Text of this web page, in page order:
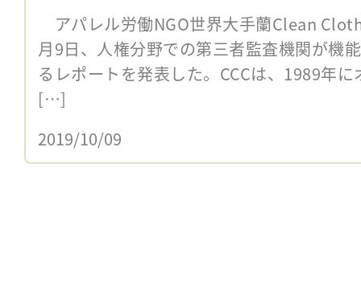
アパレル労働NGO世界大手蘭Clean
月9日、人権分野での第三者監査機関が機
るレポートを発表した。CCCは、1989年
[…]
2019/10/09